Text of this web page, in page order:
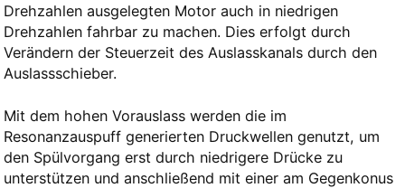
Drehzahlen ausgelegten Motor auch in niedrigen
Drehzahlen fahrbar zu machen. Dies erfolgt durch
Verändern der Steuerzeit des Auslasskanals durch den
Auslassschieber.
Mit dem hohen Vorauslass werden die im
Resonanzauspuff generierten Druckwellen genutzt, um
den Spülvorgang erst durch niedrigere Drücke zu
unterstützen und anschließend mit einer am Gegenkonus